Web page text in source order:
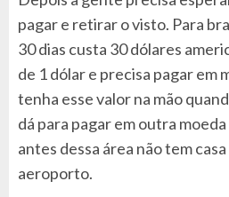
pagar e retirar o visto. Para
30 dias custa 30 dólares
de 1 dólar e precisa pagar em
tenha esse valor na mão
dá para pagar em outra
antes dessa área não tem
aeroporto.